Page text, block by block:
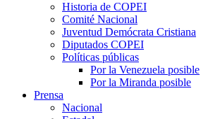
Historia de COPEI
Comité Nacional
Juventud Demócrata Cristiana
Diputados COPEI
Políticas públicas
Por la Venezuela posible
Por la Miranda posible
Prensa
Nacional